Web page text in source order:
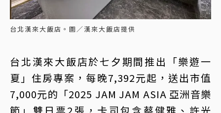
台北漢來大飯店。圖／漢來大飯店提供
台北漢來大飯店於七夕期間推出「樂遊一
夏」住房專案，每晚7,392元起，送出市值
7,000元的「2025 JAM JAM ASIA 亞洲音樂